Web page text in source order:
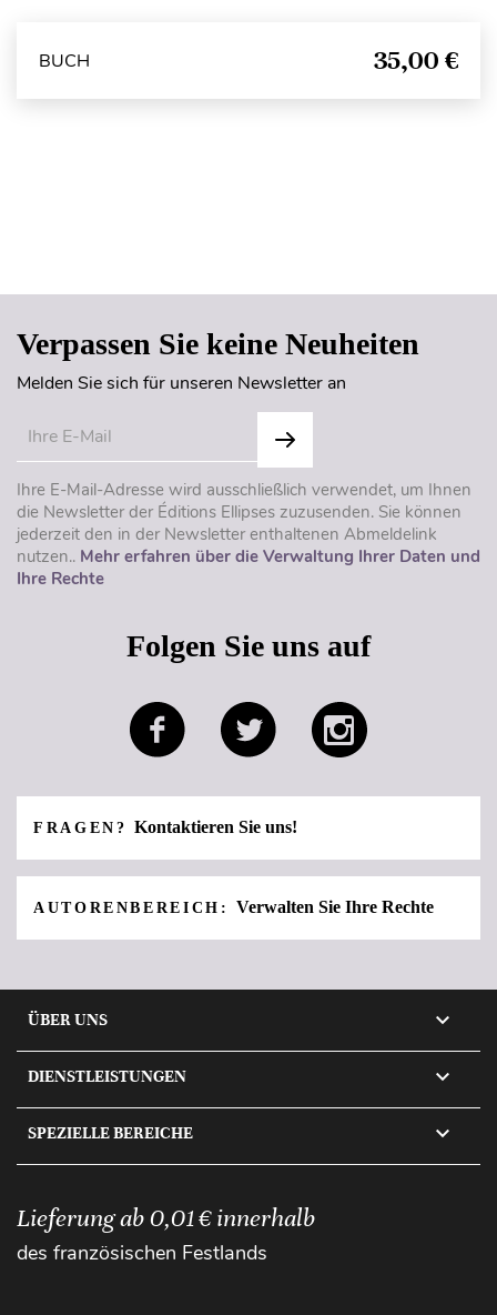
BUCH 35,00 €
Verpassen Sie keine Neuheiten
Melden Sie sich für unseren Newsletter an
Ihre E-Mail-Adresse wird ausschließlich verwendet, um Ihnen
die Newsletter der Éditions Ellipses zuzusenden. Sie können
jederzeit den in der Newsletter enthaltenen Abmeldelink
nutzen.. Mehr erfahren über die Verwaltung Ihrer Daten und
Ihre Rechte
Folgen Sie uns auf
FRAGEN?Kontaktieren Sie uns!
AUTORENBEREICH: Verwalten Sie Ihre Rechte
ÜBER UNS 
DIENSTLEISTUNGEN 
SPEZIELLE BEREICHE 
Lieferung ab 0,01 € innerhalb
des französischen Festlands